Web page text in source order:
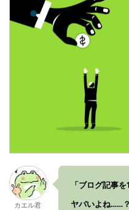
カエル君
「ブログ記事
ヤバいよね……？